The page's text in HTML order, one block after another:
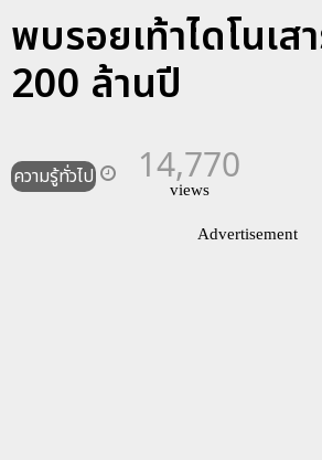
พบรอยเท้าไดโนเส
200 ล้านปี
ความรู้ทั่วไป 14,770
views
Advertisement